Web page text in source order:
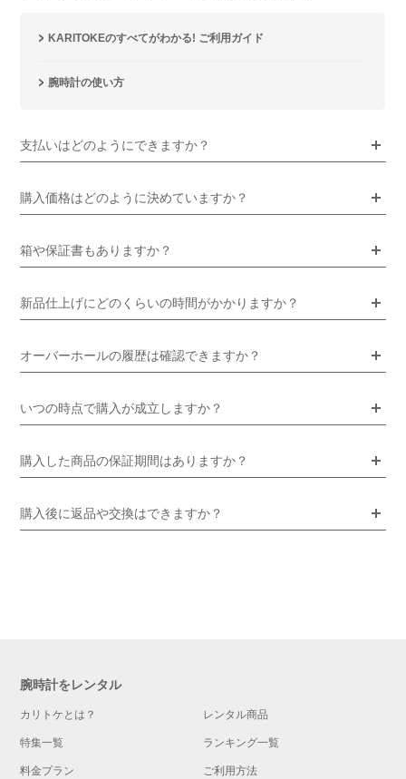
KARITOKEのすべてがわかる! ご利用ガイド
腕時計の使い方
支払いはどのようにできますか？
購入価格はどのように決めていますか？
箱や保証書もありますか？
新品仕上げにどのくらいの時間がかかりますか？
オーバーホールの履歴は確認できますか？
いつの時点で購入が成立しますか？
購入した商品の保証期間はありますか？
購入後に返品や交換はできますか？
腕時計をレンタル
カリトケとは？ レンタル商品
特集一覧 ランキング一覧
料金プラン ご利用方法